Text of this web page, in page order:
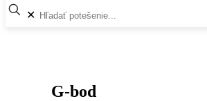
✕
G-bod